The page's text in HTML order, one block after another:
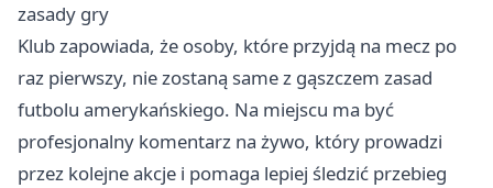
zasady gry
Klub zapowiada, że osoby, które przyjdą na mecz po
raz pierwszy, nie zostaną same z gąszczem zasad
futbolu amerykańskiego. Na miejscu ma być
profesjonalny komentarz na żywo, który prowadzi
przez kolejne akcje i pomaga lepiej śledzić przebieg